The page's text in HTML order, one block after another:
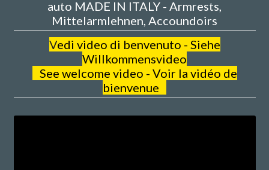
auto MADE IN ITALY - Armrests,
Mittelarmlehnen, Accoundoirs
Vedi video di benvenuto - Siehe
Willkommensvideo
See welcome video - Voir la vidéo de
bienvenue